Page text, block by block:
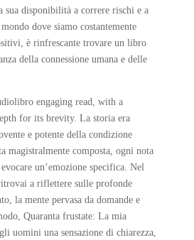
sua disponibilità a correre rischi e a
dove siamo costantemente
è rinfrescante trovare un libro
della connessione umana e delle
engaging read, with a
for its brevity. La storia era
e potente della condizione
magistralmente composta, ogni nota
un’emozione specifica. Nel
a riflettere sulle profonde
la mente pervasa da domande e
Quaranta frustate: La mia
uomini una sensazione di chiarezza,